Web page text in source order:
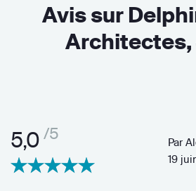
Avis sur
Architectes,
5,0 /5 Par
19